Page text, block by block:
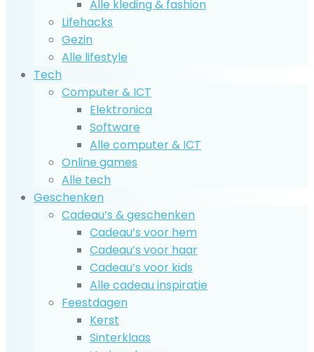
Alle kleding & fashion
Lifehacks
Gezin
Alle lifestyle
Tech
Computer & ICT
Elektronica
Software
Alle computer & ICT
Online games
Alle tech
Geschenken
Cadeau’s & geschenken
Cadeau’s voor hem
Cadeau’s voor haar
Cadeau’s voor kids
Alle cadeau inspiratie
Feestdagen
Kerst
Sinterklaas